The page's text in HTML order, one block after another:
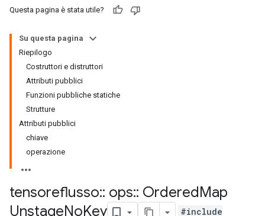
Questa pagina è stata utile?
Su questa pagina
Riepilogo
Costruttori e distruttori
Attributi pubblici
Funzioni pubbliche statiche
Strutture
Attributi pubblici
chiave
operazione
tensoreflusso:: ops:: OrderedMap
UnstageNoKey
#include